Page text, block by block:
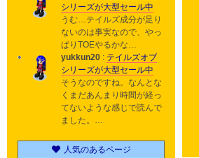
シリーズが大型セール中
うむ…テイルズ成分が足り
ないのは事実なので、やっ
ぱりTOEやるかな…
yukkun20 : テイルズオブ
シリーズが大型セール中
そうなのですね。なんとな
くまだあんまり時間が経っ
てないような感じで読んで
ました。…
人気のあるページ